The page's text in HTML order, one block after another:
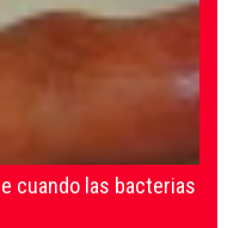
cuando las bacterias